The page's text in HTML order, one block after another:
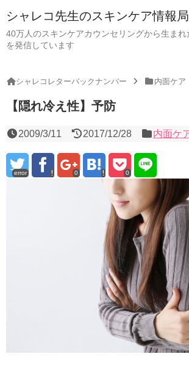
シャレコ先生のスキンケア情報局
40万人のスキンケアカウンセリングから生ま
を発信しています
シャレコレターバックナンバー 内面ケア
【隠れ冷え性】予防
2009/3/11 2017/12/28 内面ケ
error 0 0